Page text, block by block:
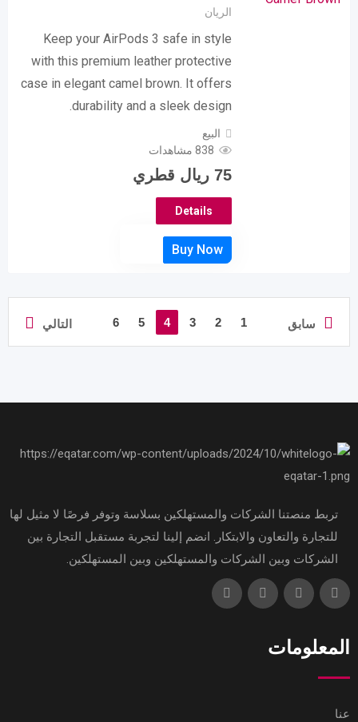
الريان
Keep your AirPods 3 safe in style
with this premium leather protective
case in elegant camel brown. It offers
durability and a sleek design.
البيع
838 مشاهدات
75 ريال قطري
Details
سابق 1
2
3
4
5
6 التالي
تربط منصتنا الشركات والمستهلكين بسلاسة وتوفر فرصًا لا مثيل لها
للتجارة والتعاون والابتكار. انضم إلينا لتجربة مستقبل التجارة بين
الشركات وبين الشركات والمستهلكين وبين المستهلكين.
المعلومات
عنا